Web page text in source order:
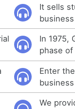
It sells
In 1975,
phase
Enter
business
We